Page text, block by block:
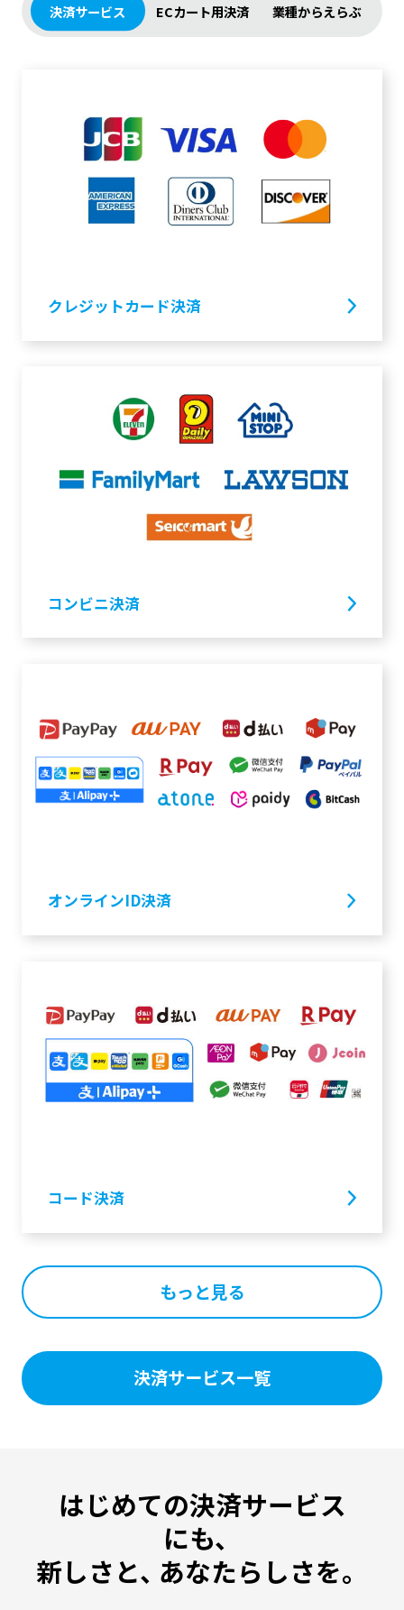
決済サービス ECカート用決済 業種からえらぶ
クレジットカード決済
コンビニ決済
オンラインID決済
コード決済
もっと見る
決済サービス一覧
はじめての決済サービス
にも、
新しさと、あなたらしさを。